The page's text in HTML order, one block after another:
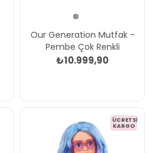
Our Generation Mutfak -
Pembe Çok Renkli
₺10.999,90
ÜCRETSIZ
KARGO